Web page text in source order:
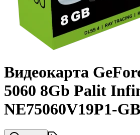
Видеокарта
5060 8Gb Palit
NE75060V19P1-